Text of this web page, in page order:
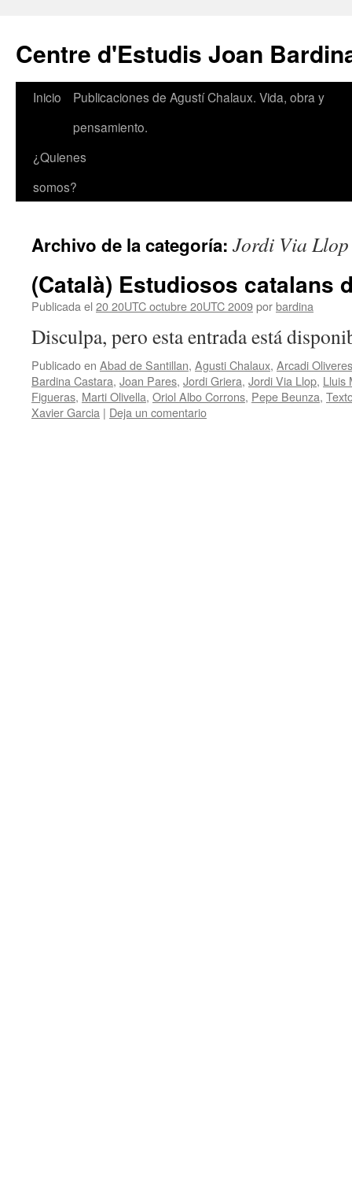
contenido
Centre d'Estudis Joan
Inicio
Publicaciones de Agustí Chalaux. Vida, obra y
pensamiento.
¿Quienes
somos?
Archivo de la categoría: Jordi Via Llop
(Català) Estudiosos catalans
Publicada el 20 20UTC octubre 20UTC 2009porbardina
Disculpa, pero esta entrada está
Publicado en Abad de Santillan, Agusti Chalaux, Arcadi
Bardina Castara, Joan Pares, Jordi Griera, Jordi Via Llop, Lluis
Figueras, Marti Olivella, Oriol Albo Corrons, Pepe Beunza,
Xavier Garcia | Deja un comentario